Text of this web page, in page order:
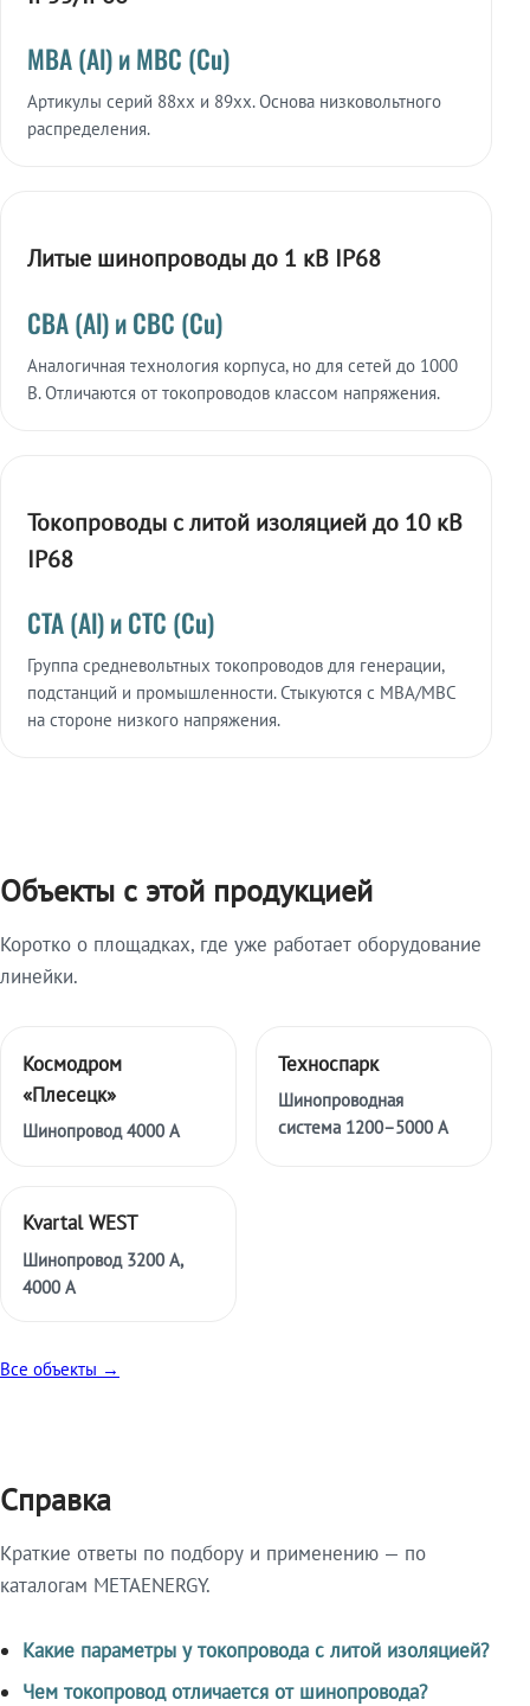
МВА (Al) и МВС (Cu)
Артикулы серий 88xx и 89xx. Основа низковольтного
распределения.
Литые шинопроводы до 1 кВ IP68
СВА (Al) и СВС (Cu)
Аналогичная технология корпуса, но для сетей до 1000
В. Отличаются от токопроводов классом напряжения.
Токопроводы с литой изоляцией до 10 кВ
IP68
СТА (Al) и СТС (Cu)
Группа средневольтных токопроводов для генерации,
подстанций и промышленности. Стыкуются с МВА/МВС
на стороне низкого напряжения.
Объекты с этой продукцией
Коротко о площадках, где уже работает оборудование
линейки.
Космодром
«Плесецк»
Шинопровод 4000 А
Техноспарк
Шинопроводная
система 1200–5000 А
Kvartal WEST
Шинопровод 3200 А,
4000 А
Все объекты →
Справка
Краткие ответы по подбору и применению — по
каталогам METAENERGY.
Какие параметры у токопровода с литой изоляцией?
Чем токопровод отличается от шинопровода?